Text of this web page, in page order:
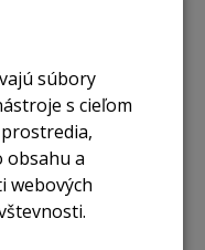
súbory
s cieľom
obsahu a
webových